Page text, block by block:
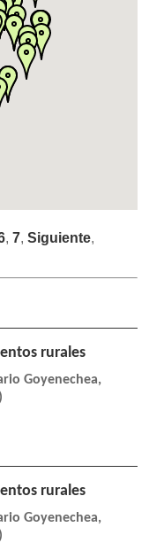
, 7, Siguiente,
rurales
Goyenechea,
rurales
Goyenechea,